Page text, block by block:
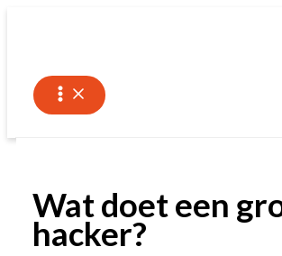
inhoud
Wat doet een
hacker?